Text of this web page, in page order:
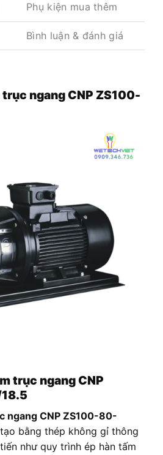
Phụ kiện mua thêm
Bình luận & đánh giá
ngang CNP ZS100-
trục ngang CNP
ngang CNP ZS100-80-
bằng thép không gỉ thông
như quy trình ép hàn tấm